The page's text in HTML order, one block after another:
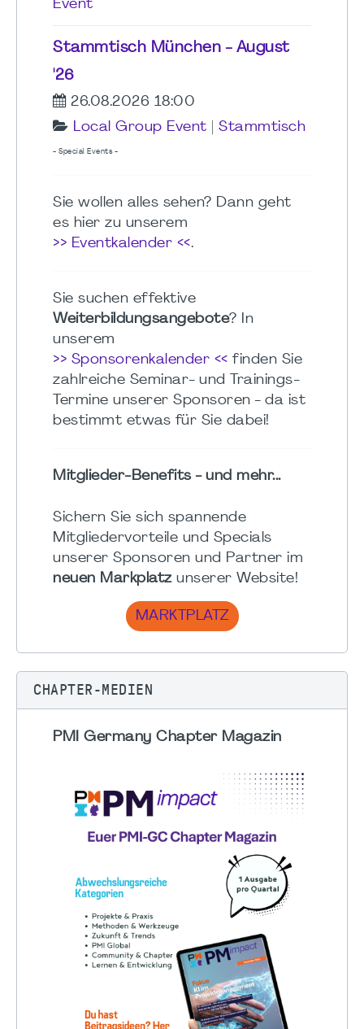
Event
Stammtisch München - August
'26
26.08.2026 18:00
Local Group Event
Stammtisch
- Special Events -
Sie wollen alles sehen? Dann geht
es hier zu unserem
>> Eventkalender <<.
Sie suchen effektive
Weiterbildungsangebote? In
unserem
>> Sponsorenkalender << finden Sie
zahlreiche Seminar- und Trainings-
Termine unserer Sponsoren - da ist
bestimmt etwas für Sie dabei!
Mitglieder-Benefits - und mehr...
Sichern Sie sich spannende
Mitgliedervorteile und Specials
unserer Sponsoren und Partner im
neuen Markplatzunserer Website!
MARKTPLATZ
CHAPTER-MEDIEN
PMI Germany Chapter Magazin